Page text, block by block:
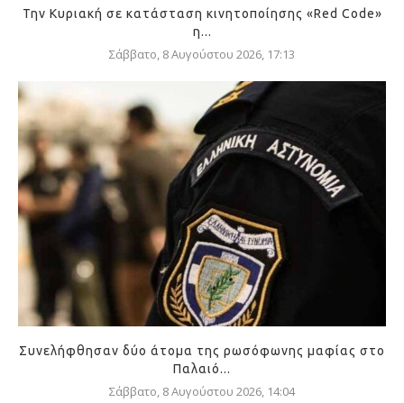
Την Κυριακή σε κατάσταση κινητοποίησης «Red Code»
η...
Σάββατο, 8 Αυγούστου 2026, 17:13
Συνελήφθησαν δύο άτομα της ρωσόφωνης μαφίας στο
Παλαιό...
Σάββατο, 8 Αυγούστου 2026, 14:04